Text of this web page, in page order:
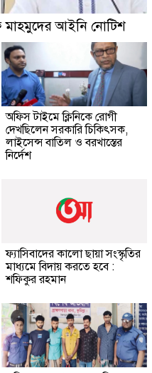
মাহমুদের আইনি নোটিশ
অফিস টাইমে ক্লিনিকে রোগী
দেখছিলেন সরকারি চিকিৎসক,
লাইসেন্স বাতিল ও বরখাস্তের
নির্দেশ
ফ্যাসিবাদের কালো ছায়া সংস্কৃতির
মাধ্যমে বিদায় করতে হবে :
শফিকুর রহমান